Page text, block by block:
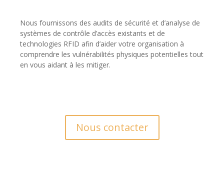
Nous fournissons des audits de sécurité et d’analyse de
systèmes de contrôle d’accès existants et de
technologies RFID afin d’aider votre organisation à
comprendre les vulnérabilités physiques potentielles tout
en vous aidant à les mitiger.
Nous contacter